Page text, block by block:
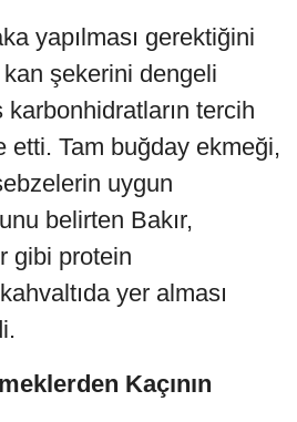
yapılması gerektiğini
şekerini dengeli
tercih
etti. Tam buğday ekmeği,
uygun
belirten Bakır,
gibi protein
yer alması
Kaçının